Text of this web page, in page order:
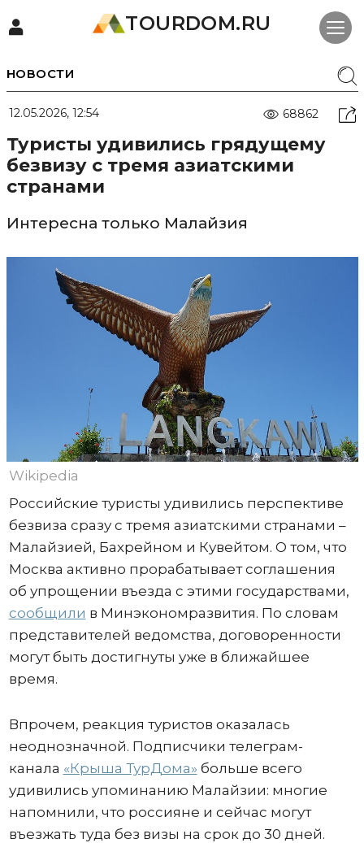
TOURDOM.RU
НОВОСТИ
12.05.2026, 12:54 68862
Туристы удивились грядущему
безвизу с тремя азиатскими
странами
Интересна только Малайзия
Wikipedia
Российские туристы удивились перспективе
безвиза сразу с тремя азиатскими странами –
Малайзией, Бахрейном и Кувейтом. О том, что
Москва активно прорабатывает соглашения
об упрощении въезда с этими государствами,
сообщили в Минэкономразвития. По словам
представителей ведомства, договоренности
могут быть достигнуты уже в ближайшее
время.
Впрочем, реакция туристов оказалась
неоднозначной. Подписчики телеграм-
канала «Крыша ТурДома» больше всего
удивились упоминанию Малайзии: многие
напомнили, что россияне и сейчас могут
въезжать туда без визы на срок до 30 дней.